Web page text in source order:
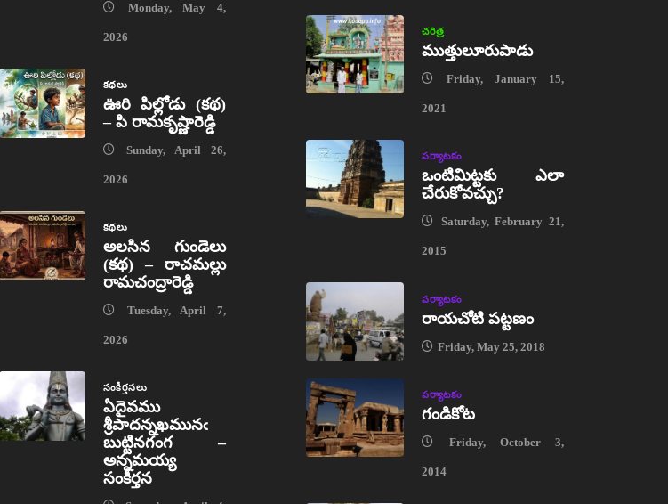
Monday, May 4,
2026
కథలు
ఊరి పిల్లోడు (కథ)
– పి రామకృష్ణారెడ్డి
Sunday, April 26,
2026
కథలు
అలసిన గుండెలు
(కథ) – రాచమల్లు
రామచంద్రారెడ్డి
Tuesday, April 7,
2026
సంకీర్తనలు
ఏదైవము
శ్రీపాదన్నఖమునఁ
బుట్టినగంగ –
అన్నమయ్య
సంకీర్తన
చరిత్ర
ముత్తులూరుపాడు
Friday, January 15,
2021
పర్యాటకం
ఒంటిమిట్టకు ఎలా
చేరుకోవచ్చు?
Saturday, February 21,
2015
పర్యాటకం
రాయచోటి పట్టణం
Friday, May 25, 2018
పర్యాటకం
గండికోట
Friday, October 3,
2014